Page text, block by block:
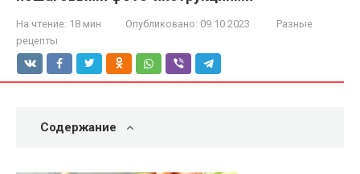
На чтение: 18 мин Опубликовано: 09.10.2023
Разные
рецепты
Содержание